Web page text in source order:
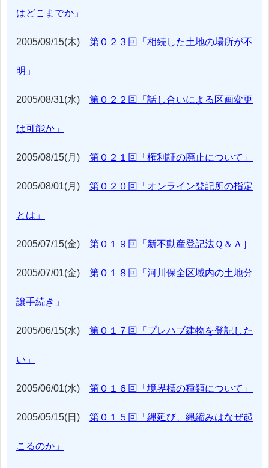
はどこまでか」
2005/09/15(木) 第０２３回「相続した土地の場所が不
明」
2005/08/31(水) 第０２２回「話し合いによる区画変更
は可能か」
2005/08/15(月) 第０２１回「権利証の廃止について」
2005/08/01(月) 第０２０回「オンライン登記所の指定
とは」
2005/07/15(金) 第０１９回「新不動産登記法Ｑ＆Ａ］
2005/07/01(金) 第０１８回「河川保全区域内の土地分
譲手続き」
2005/06/15(水) 第０１７回「プレハブ建物を登記した
い」
2005/06/01(水) 第０１６回「境界標の種類について」
2005/05/15(日) 第０１５回「縄延び、縄縮みはなぜ起
こるのか」